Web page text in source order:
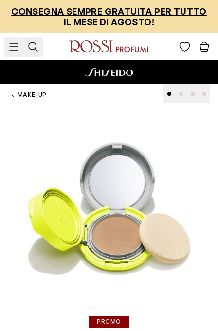
CONSEGNA SEMPRE GRATUITA PER TUTTO
IL MESE DI AGOSTO!
MAKE-UP
PROMO